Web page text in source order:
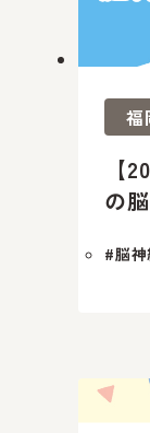
福
【
の
#脳